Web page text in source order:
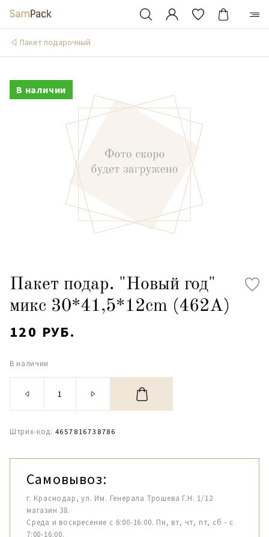
Пакет подарочный
В наличии
Пакет подар. "Новый год"
микс 30*41,5*12cm (462А)
120 РУБ.
В наличии
Штрих-код: 4657816738786
Самовывоз:
г. Краснодар, ул. Им. Генерала Трошева Г.Н. 1/12
магазин 38.
Среда и воскресение с 6:00-16:00. Пн, вт, чт, пт, сб - с
7:00-16:00.